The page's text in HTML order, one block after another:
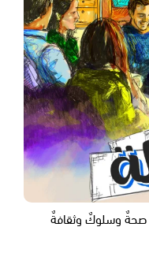
صحةٌ وسلوكٌ وثقافةٌ